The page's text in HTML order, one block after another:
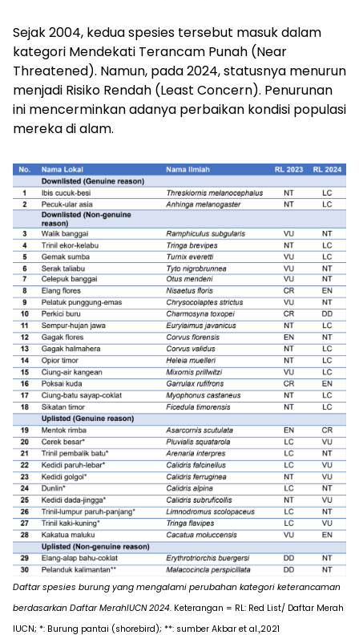
Sejak 2004, kedua spesies tersebut masuk dalam
kategori Mendekati Terancam Punah (Near
Threatened). Namun, pada 2024, statusnya menurun
menjadi Risiko Rendah (Least Concern). Penurunan
ini mencerminkan adanya perbaikan kondisi populasi
mereka di alam.
Daftar spesies burung yang mengalami perubahan kategori keterancaman
berdasarkan Daftar MerahIUCN 2024. Keterangan = RL: Red List/ Daftar Merah
IUCN; *: Burung pantai (shorebird); **: sumber Akbar et al.,2021